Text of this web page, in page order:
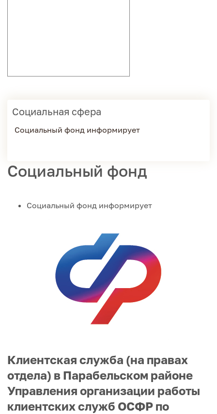
Социальная сфера
Социальный фонд информирует
Социальный фонд
Социальный фонд информирует
Клиентская служба (на правах
отдела) в Парабельском районе
Управления организации работы
клиентских служб ОСФР по